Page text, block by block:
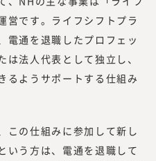
営です。ライフシフトプラ
電通を退職したプロフェッ
法人代表として独立し、
るようサポートする仕組み
この仕組みに参加して新し
いう方は、電通を退職して